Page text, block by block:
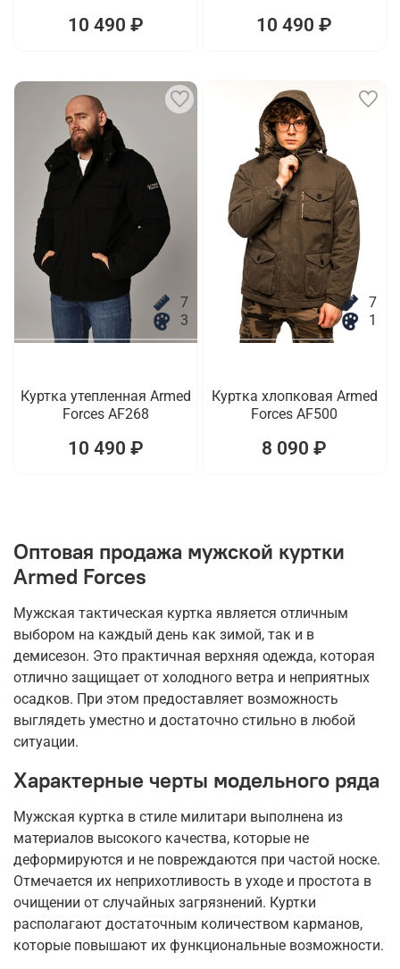
10 490 ₽ 10 490 ₽
7
3
Куртка утепленная Armed
Forces AF268
10 490 ₽
7
1
Куртка хлопковая Armed
Forces AF500
8 090 ₽
Оптовая продажа мужской куртки
Armed Forces
Мужская тактическая куртка является отличным
выбором на каждый день как зимой, так и в
демисезон. Это практичная верхняя одежда, которая
отлично защищает от холодного ветра и неприятных
осадков. При этом предоставляет возможность
выглядеть уместно и достаточно стильно в любой
ситуации.
Характерные черты модельного ряда
Мужская куртка в стиле милитари выполнена из
материалов высокого качества, которые не
деформируются и не повреждаются при частой носке.
Отмечается их неприхотливость в уходе и простота в
очищении от случайных загрязнений. Куртки
располагают достаточным количеством карманов,
которые повышают их функциональные возможности.